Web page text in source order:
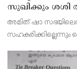
സുഖിക്കും ശശി
വേണുഗോപാല്‍
അമിത് ഷാ